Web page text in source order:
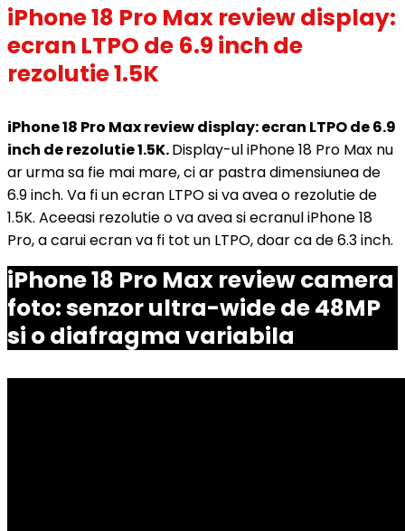
iPhone 18 Pro Max review display:
ecran LTPO de 6.9 inch de
rezolutie 1.5K
iPhone 18 Pro Max review display: ecran LTPO de 6.9
inch de rezolutie 1.5K.Display-ul iPhone 18 Pro Max nu
ar urma sa fie mai mare, ci ar pastra dimensiunea de
6.9 inch. Va fi un ecran LTPO si va avea o rezolutie de
1.5K. Aceeasi rezolutie o va avea si ecranul iPhone 18
Pro, a carui ecran va fi tot un LTPO, doar ca de 6.3 inch.
iPhone 18 Pro Max review camera
foto: senzor ultra-wide de 48MP
si o diafragma variabila